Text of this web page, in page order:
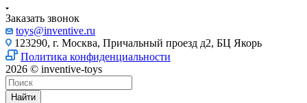
Заказать звонок
toys@inventive.ru
123290, г. Москва, Причальный проезд д2, БЦ Якорь
Политика конфиденциальности
2026 © inventive-toys
Найти